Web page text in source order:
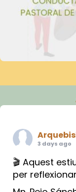
3 days ago
🎬 Aquest
per